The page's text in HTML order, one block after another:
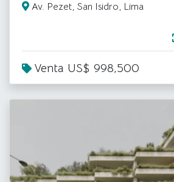
Av. Pezet, San Isidro, Lima
Venta US$ 998,500